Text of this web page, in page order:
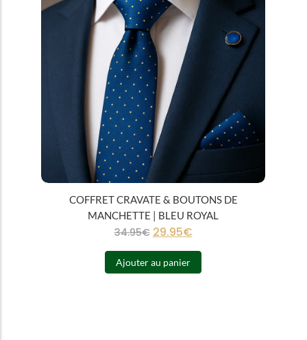
COFFRET CRAVATE & BOUTONS DE
MANCHETTE | BLEU ROYAL
34.95€ 29.95€
Ajouter au panier